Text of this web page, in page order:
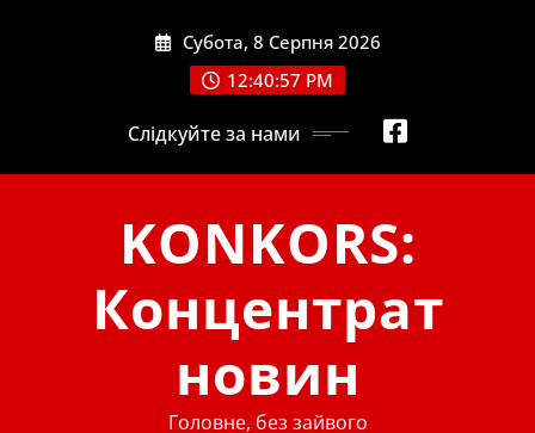
Субота, 8 Серпня 2026
12:40:58 PM
Слідкуйте за нами
KONKORS:
Концентрат
новин
Головне, без зайвого